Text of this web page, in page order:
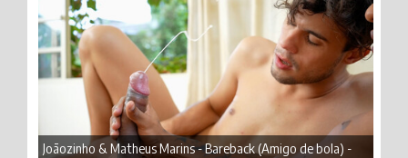
Joãozinho & Matheus Marins - Bareback (Amigo de bola) -